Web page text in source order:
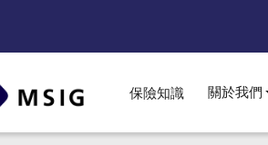
保險知識 關於我們